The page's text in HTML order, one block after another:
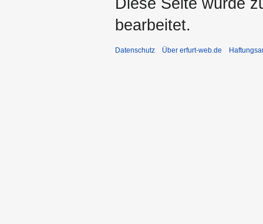
Diese Seite wurde
bearbeitet.
Datenschutz Über erfurt-web.de